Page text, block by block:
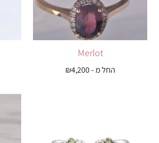
Merlot
החל מ - ₪4,200